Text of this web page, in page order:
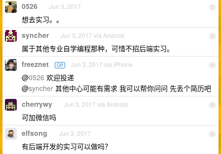
2
0526 Jun 3, 2017
想去实习。。
3
syncher Jun 3, 2017 via Android
属于其他专业自学编程那种，可惜不招后端实习。
4
freeznet OP Jun 3, 2017 via iPhone
@0526 欢迎投递
@syncher 其他中心可能有需求 我可以帮你问问 先丢个简历吧
5
cherrywy Jun 3, 2017 via Android
可加微信吗
6
elfsong Jun 3, 2017
有后端开发的实习可以做吗？